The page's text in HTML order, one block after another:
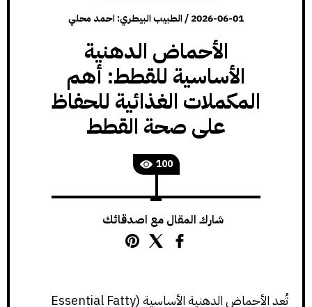
2026-06-01
/الطبيب البيطري: احمد محلي
الأحماض الدهنية
الأساسية للقطط: أهم
المكملات الغذائية للحفاظ
على صحة القطط
100
شارك المقال مع اصدقائك
تُعد الأحماض الدهنية الأساسية (Essential Fatty